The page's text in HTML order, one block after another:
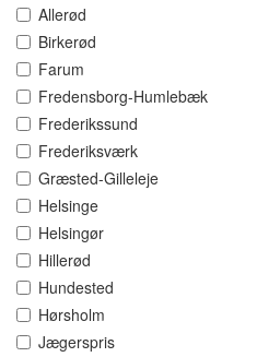
Allerød
Birkerød
Farum
Fredensborg-Humlebæk
Frederikssund
Frederiksværk
Græsted-Gilleleje
Helsinge
Helsingør
Hillerød
Hundested
Hørsholm
Jægerspris